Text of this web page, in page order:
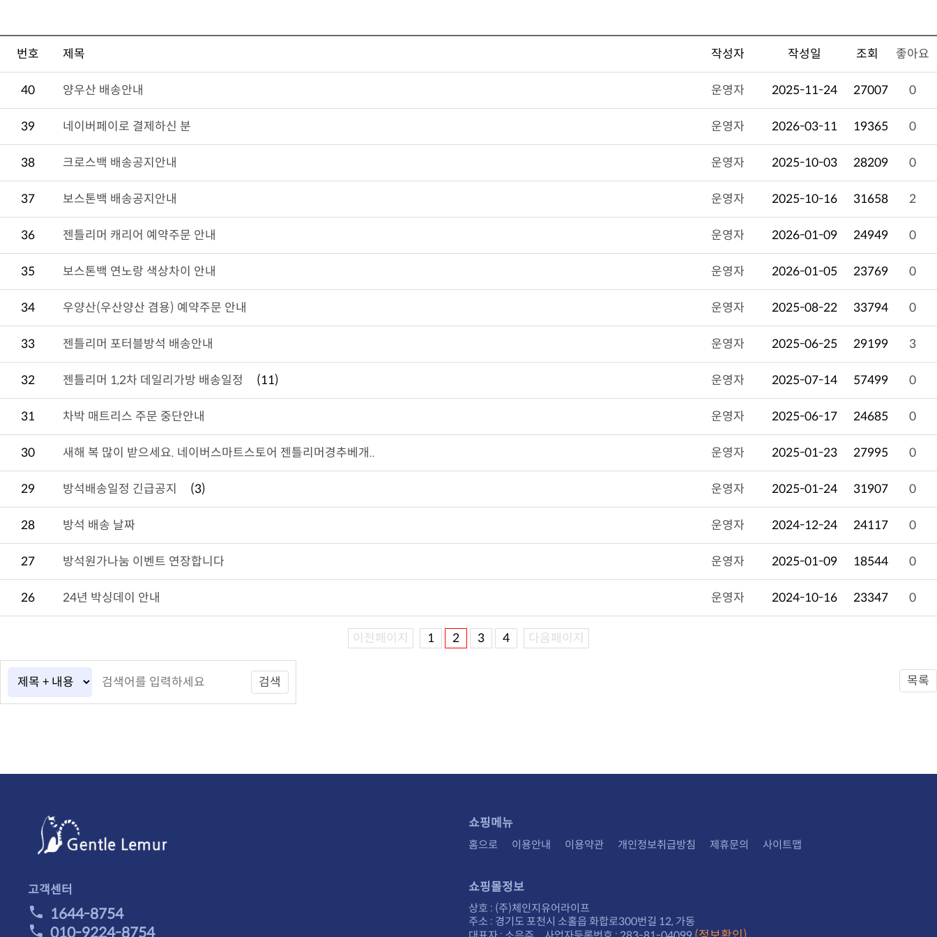
번호 제목 작성자 작성일 조회 좋아요
40 양우산 배송안내 운영자 2025-11-24 27007 0
39 네이버페이로 결제하신 분 운영자 2026-03-11 19365 0
38 크로스백 배송공지안내 운영자 2025-10-03 28209 0
37 보스톤백 배송공지안내 운영자 2025-10-16 31658 2
36 젠틀리머 캐리어 예약주문 안내 운영자 2026-01-09 24949 0
35 보스톤백 연노랑 색상차이 안내 운영자 2026-01-05 23769 0
34 우양산(우산양산 겸용) 예약주문 안내 운영자 2025-08-22 33794 0
33 젠틀리머 포터블방석 배송안내 운영자 2025-06-25 29199 3
32 젠틀리머 1,2차 데일리가방 배송일정 (11) 운영자 2025-07-14 57499 0
31 차박 매트리스 주문 중단안내 운영자 2025-06-17 24685 0
30 새해 복 많이 받으세요. 네이버스마트스토어 젠틀리머경추베개.. 운영자 2025-01-23 27995 0
29 방석배송일정 긴급공지 (3) 운영자 2025-01-24 31907 0
28 방석 배송 날짜 운영자 2024-12-24 24117 0
27 방석원가나눔 이벤트 연장합니다 운영자 2025-01-09 18544 0
26 24년 박싱데이 안내 운영자 2024-10-16 23347 0
이전페이지 1 2 3 4 다음페이지
검색 목록
고객센터
1644-8754
010-9224-8754
쇼핑메뉴
홈으로 이용안내 이용약관 개인정보취급방침 제휴문의 사이트맵
쇼핑몰정보
상호 : (주)체인지유어라이프
주소 : 경기도 포천시 소홀읍 화합로300번길 12, 가동